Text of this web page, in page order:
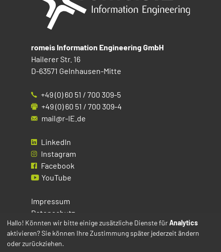
romeis Information Engineering GmbH
Hailerer Str. 16
D-63571 Gelnhausen-Mitte
+49 (0) 60 51 / 700 309-5
+49 (0) 60 51 / 700 309-4
mail@r-IE.de
LinkedIn
Instagram
Facebook
YouTube
Impressum
Datenschutz
Cookies
Hallo! Könnten wir bitte einige zusätzliche Dienste fürAnalytics
aktivieren? Sie können Ihre Zustimmung später jederzeit ändern
oder zurückziehen.